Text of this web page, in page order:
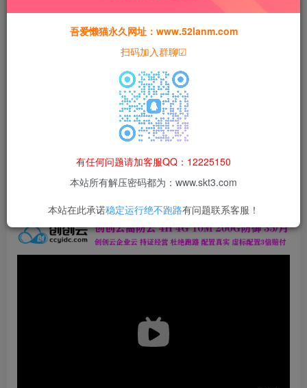
猫粮
黄金会员猫粮15 钻石会员 免费
本站所有资源均为网络收集整理而来，仅供学习研究使用，请在下
载后24h内删除，谢谢合作！
本站资源仅用于学习交流，禁止商业运营与违法、侵权
果由使用者自行承担。
吾爱懒猫永久网址：www.52lanm.com
扫码加入群聊☑
有任何问题请加客服QQ：12225150
本站所有解压密码都为：www.skt3.com
本站在此承诺稳定运行绝不跑路有问题联系客服！